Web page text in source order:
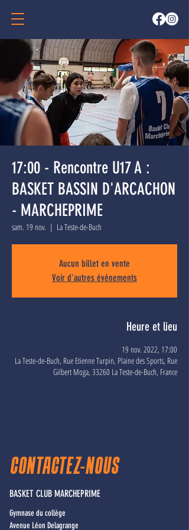
17:00 - Rencontre U17 A :
BASKET BASSIN D'ARCACHON
- MARCHEPRIME
sam. 19 nov.
  |
La Teste-de-Buch
Aucun billet en vente
Voir d'autres événements
Heure et lieu
19 nov. 2022, 17:00
La Teste-de-Buch, Rue Etienne Turpin, Plaine des Sports, Rue
Gilbert Moga, 33260 La Teste-de-Buch, France
CONTACTEZ-NOUS
BASKET CLUB MARCHEPRIME
Gymnase du collège
Avenue Léon Delagrange